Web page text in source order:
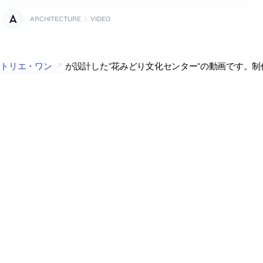
ARCHITECTURE | VIDEO
リエ・ワン が設計した”花みどり文化センター”の動画です。制